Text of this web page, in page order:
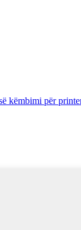
këmbimi për